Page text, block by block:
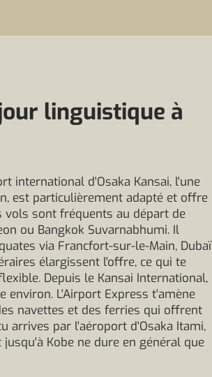
linguistique à
international d'Osaka Kansai, l'une
est particulièrement adapté et offre
vols sont fréquents au départ de
ou Bangkok Suvarnabhumi. Il
via Francfort-sur-le-Main, Dubaï
élargissent l'offre, ce qui te
Depuis le Kansai International,
environ. L'Airport Express t'amène
navettes et des ferries qui offrent
arrives par l'aéroport d'Osaka Itami,
Kobe ne dure en général que